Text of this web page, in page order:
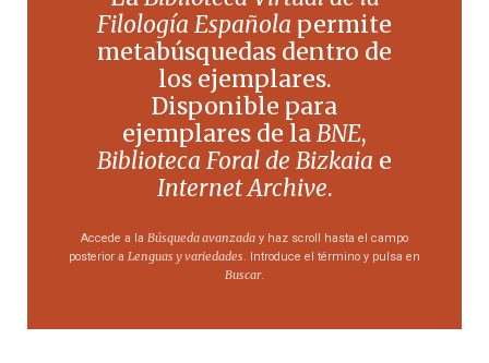
Filología Española permite
metabúsquedas dentro de
los ejemplares.
Disponible para
ejemplares de laBNE,
Biblioteca Foral de Bizkaia e
Internet Archive.
Accede a la Búsqueda avanzada y haz scroll hasta el campo
posterior a Lenguas y variedades. Introduce el término y pulsa en
Buscar.